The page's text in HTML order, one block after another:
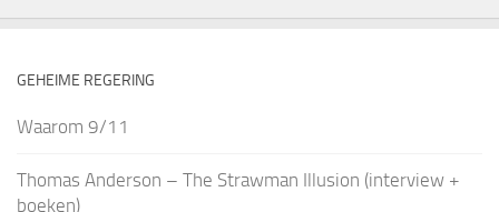
GEHEIME REGERING
Waarom 9/11
Thomas Anderson – The Strawman Illusion (interview +
boeken)